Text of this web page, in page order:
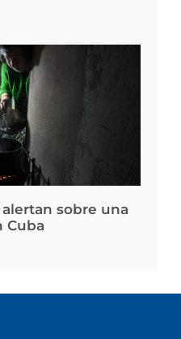
sobre una
Cuba